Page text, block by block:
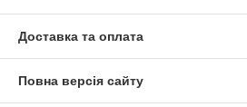
Доставка та оплата
Повна версія сайту